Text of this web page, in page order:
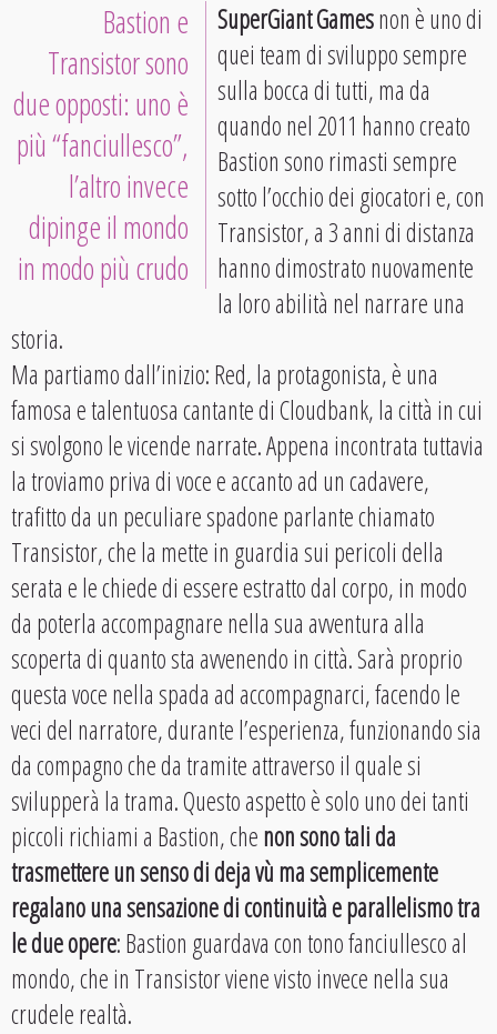
Bastion e
Transistor sono
due opposti: uno è
più “fanciullesco”,
l’altro invece
dipinge il mondo
in modo più crudo
SuperGiant Gamesnon è uno di
quei team di sviluppo sempre
sulla bocca di tutti, ma da
quando nel 2011 hanno creato
Bastion sono rimasti sempre
sotto l’occhio dei giocatori e, con
Transistor, a 3 anni di distanza
hanno dimostrato nuovamente
la loro abilità nel narrare una
storia.
Ma partiamo dall’inizio: Red, la protagonista, è una
famosa e talentuosa cantante di Cloudbank, la città in cui
si svolgono le vicende narrate. Appena incontrata tuttavia
la troviamo priva di voce e accanto ad un cadavere,
trafitto da un peculiare spadone parlante chiamato
Transistor, che la mette in guardia sui pericoli della
serata e le chiede di essere estratto dal corpo, in modo
da poterla accompagnare nella sua avventura alla
scoperta di quanto sta avvenendo in città. Sarà proprio
questa voce nella spada ad accompagnarci, facendo le
veci del narratore, durante l’esperienza, funzionando sia
da compagno che da tramite attraverso il quale si
svilupperà la trama. Questo aspetto è solo uno dei tanti
piccoli richiami a Bastion, chenon sono tali da
trasmettere un senso di deja vù ma semplicemente
regalano una sensazione di continuità e parallelismo tra
le due opere: Bastion guardava con tono fanciullesco al
mondo, che in Transistor viene visto invece nella sua
crudele realtà.